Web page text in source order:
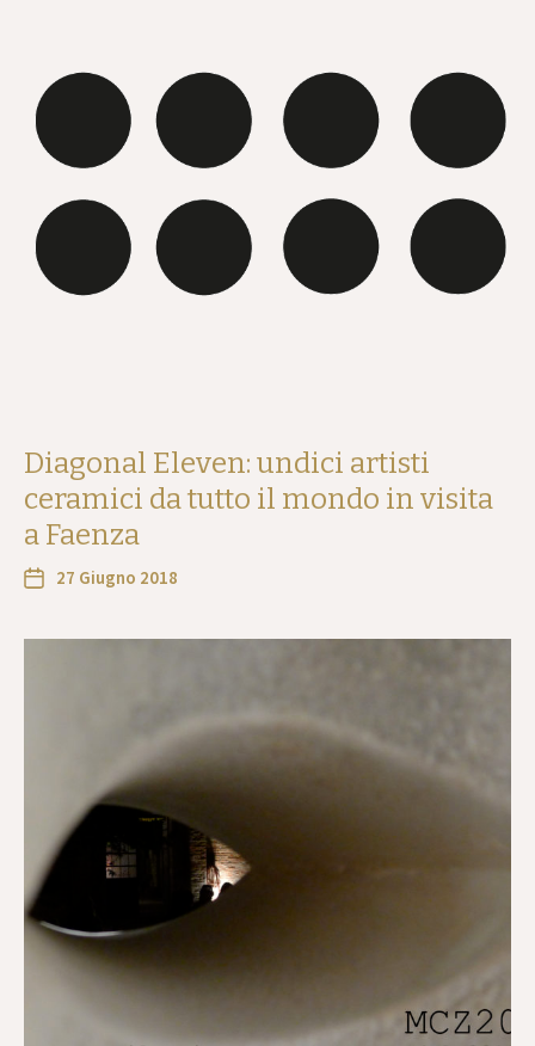
Diagonal Eleven: undici artisti
ceramici da tutto il mondo in visita
a Faenza
27 Giugno 2018